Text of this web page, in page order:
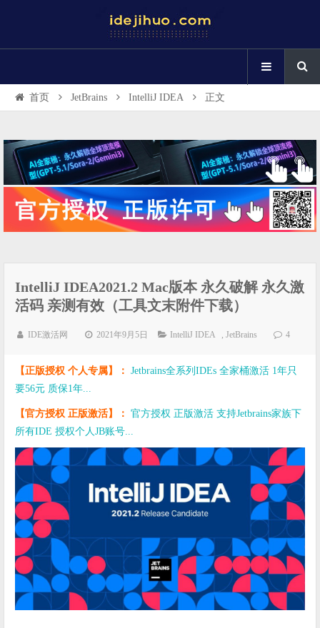
首页 JetBrains IntelliJ IDEA 正文
IntelliJ IDEA2021.2 Mac版本 永久破解 永久激
活码 亲测有效（工具文末附件下载）
IDE激活网 2021年9月5日 IntelliJ IDEA ,JetBrains 4
【正版授权 个人专属】： Jetbrains全系列IDEs 全家桶激活 1年只
要56元 质保1年...
【官方授权 正版激活】： 官方授权 正版激活 支持Jetbrains家族下
所有IDE 授权个人JB账号...